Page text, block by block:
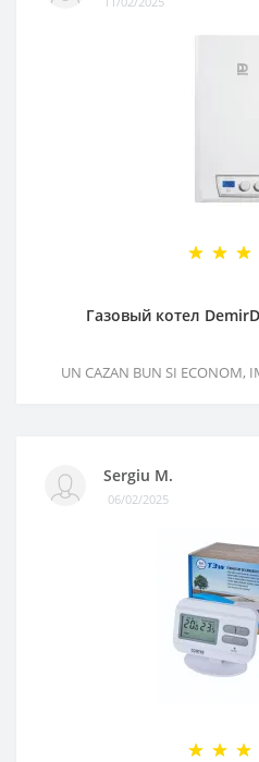
Газовый котел
UN CAZAN BUN SI ECONOM,
Sergiu M.
06/02/2025